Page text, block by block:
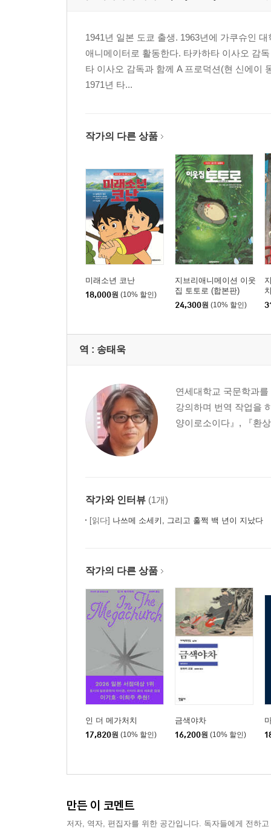
38. 열두 달
40. 서유기
41. 클로디아의 비밀
42. 떠들썩한 마을의 아이들
43. 호빗의 모험
44. 어스시의 마법사
45. 작은 백마
46. 우리는 개구쟁이 5인방
47. 제인 애덤스의 생애
48. 퀴리 부인
1. 나만의 책을 만나다 -소년문고를 말하다
내가 책을 만난 무렵
50권, 이것저것
두 명의 대선배
애니메이션의 현장에서
단 한 권의 책
아이들에게 보내는 응원
일본어판 50권 목록
옮긴이의 말
1941년 일본 도쿄 출생. 1963년에 가쿠슈인
애니메이터로 활동한다. 타카하타 이사오 감
타 이사오 감독과 함께 A 프로덕션(현 신에이
1971년 타...
작가의 다른 상품
미래소년 코난
18,000원 (10% 할인)
지브리애니메이션 이웃
집 토토로 (합본판)
24,300원 (10% 할인)
역 : 송태욱
연세대학교 국문학과
강의하며 번역 작업을
양이로소이다』, 『환
작가와 인터뷰 (1개)
[읽다] 나쓰메 소세키, 그리고 훌쩍 백 년이 지났다
작가의 다른 상품
인 더 메가처치
17,820원 (10% 할인)
금색야차
16,200원 (10% 할인)
만든 이 코멘트
저자, 역자, 편집자를 위한 공간입니다. 독자들에게 전하